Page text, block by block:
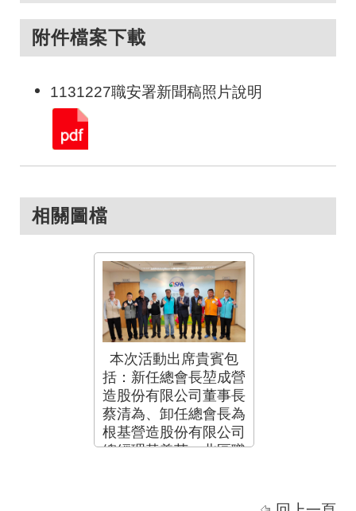
附件檔案下載
1131227職安署新聞稿照片說明
相關圖檔
本次活動出席貴賓包
括：新任總會長堃成營
造股份有限公司董事長
蔡清為、卸任總會長為
根基營造股份有限公司
總經理黃義芳、北區職